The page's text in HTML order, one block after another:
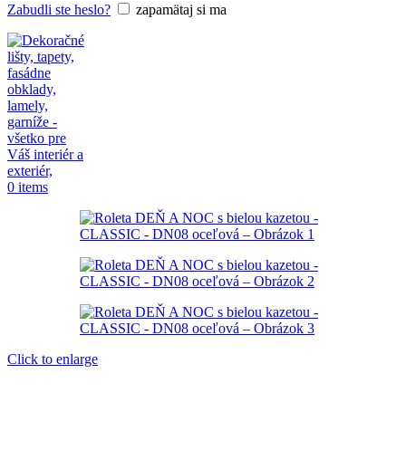
Zabudli ste heslo? zapamätaj si ma
0 items
Click to enlarge